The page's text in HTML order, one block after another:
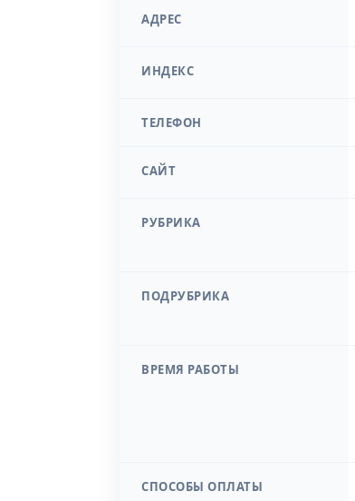
АДРЕС
ИНДЕКС
ТЕЛЕФОН
САЙТ
РУБРИКА
ПОДРУБРИКА
ВРЕМЯ РАБОТЫ
СПОСОБЫ ОПЛАТЫ